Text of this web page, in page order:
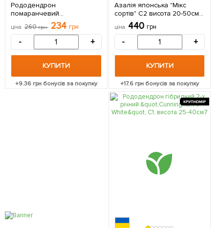
Рододендрон
помаранчевий
листопадний "Golden Eagle"
горщик Р9 1 саджанець в
ціна 260грн 234 грн
- +
КУПИТИ
+9.36 грн бонусів за покупку
Азалія японська "Мікс
сортів" C2 висота 20-50см 1
саджанець в упаковці
ціна 440 грн
- +
КУПИТИ
+17.6грн бонусів за покупку
КРУПНОМІР